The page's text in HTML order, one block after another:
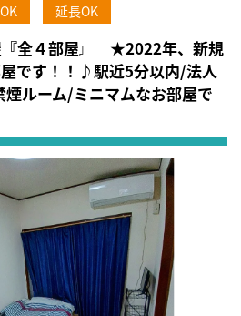
延長OK
全４部屋』 ★2022年、新規
です！！♪駅近5分以内/法人
ルーム/ミニマムなお部屋で